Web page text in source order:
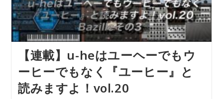
【連載】u-heはユーヘーでもウ
ーヒーでもなく『ユーヒー』と
読みますよ！vol.20